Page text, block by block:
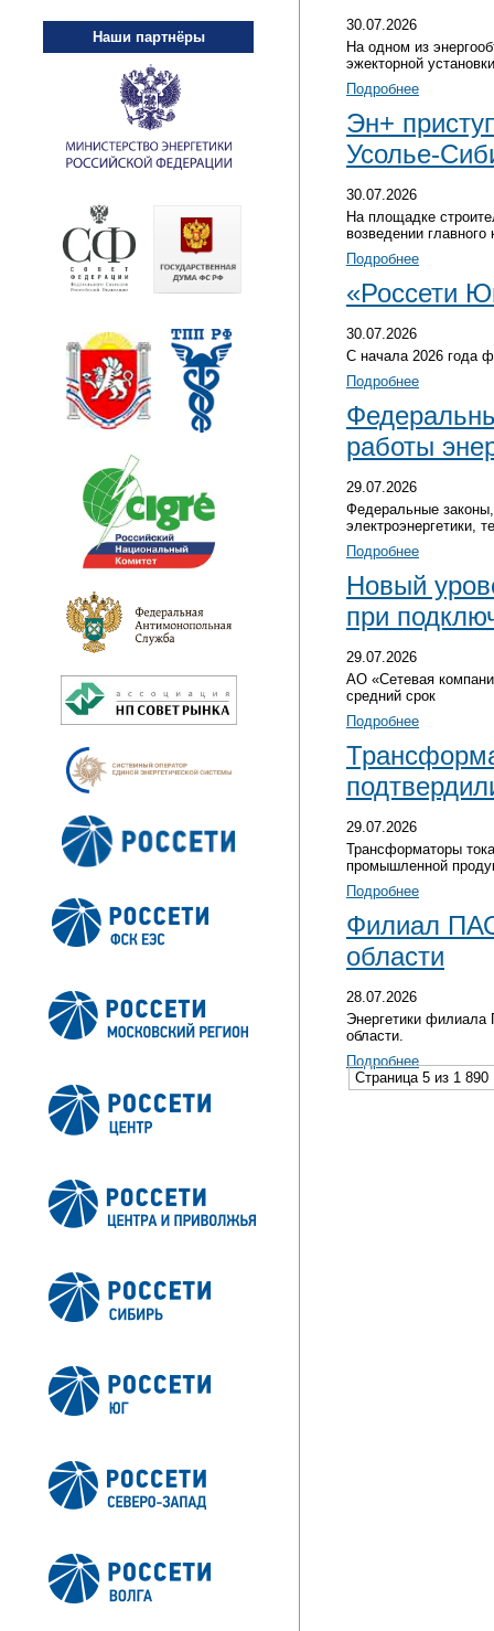
30.07.2026
На одном из
эжекторной
Подробнее
Эн+
Усолье-
30.07.2026
На площадке
возведении главного
Подробнее
«Россети
30.07.2026
С начала 2026 года
Подробнее
работы
29.07.2026
Федеральные
электроэнергетики,
Подробнее
Новый
при
29.07.2026
АО «Сетевая
средний срок
Подробнее
29.07.2026
Трансформаторы
промышленной
Подробнее
Филиал
области
28.07.2026
Энергетики
области.
Подробнее
Страница 5 из 1 890
Наши партнёры